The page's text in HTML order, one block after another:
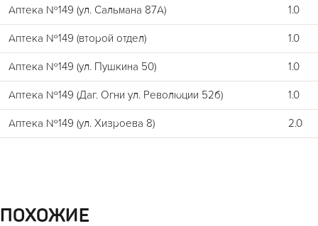
Аптека №149 (ул. Сальмана 87А) 1.0
Аптека №149 (второй отдел) 1.0
Аптека №149 (ул. Пушкина 50) 1.0
Аптека №149 (Даг. Огни ул. Революции 52б) 1.0
Аптека №149 (ул. Хизроева 8) 2.0
ПОХОЖИЕ